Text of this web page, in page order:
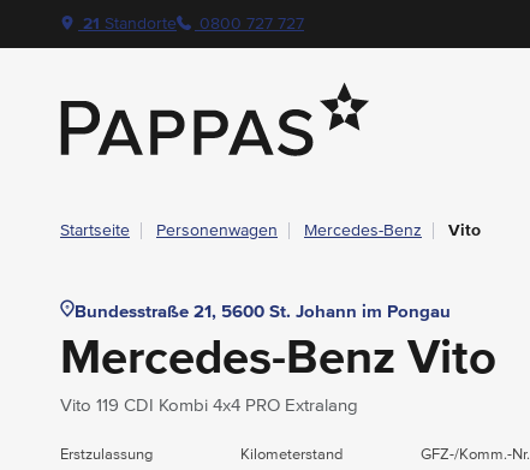
Navigation überspringen
Zum Hauptcontent
Zur Hauptnavigation springen
layout.table-of-content
Technische Daten
Fahrzeugausstattung
Beispielangebot
Standort & Ansprechpartner
Das könnte Sie auch interessieren
Angebote & Aktionen bei Pappas
21 Standorte 0800 727 727
Startseite Personenwagen Mercedes-Benz Vito
Bundesstraße 21, 5600 St. Johann im Pongau
Mercedes-Benz Vito
Vito 119 CDI Kombi 4x4 PRO Extralang
Erstzulassung Kilometerstand GFZ-/Komm.-Nr.